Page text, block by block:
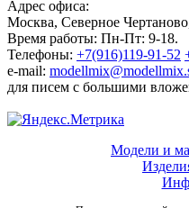
Адрес офиса:
Москва, Северное
Время работы: Пн-Пт: 9-18.
Телефоны: +7(916)119-91-52
e-mail:
для писем с большими
Модели и